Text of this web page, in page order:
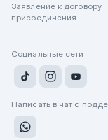
Заявление к договору
присоединения
Социальные сети
Написать в чат с